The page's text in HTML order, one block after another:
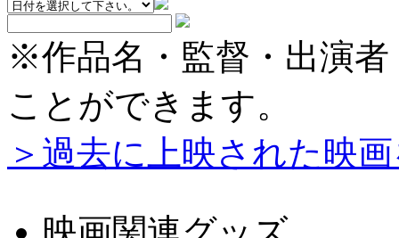
※作品名・監督・出演
ことができます。
＞過去に上映された映